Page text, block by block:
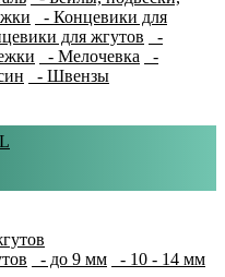
- Концевики для
для жгутов
-
- Мелочевка
-
- Швензы
- до 9 мм
- 10 - 14 мм